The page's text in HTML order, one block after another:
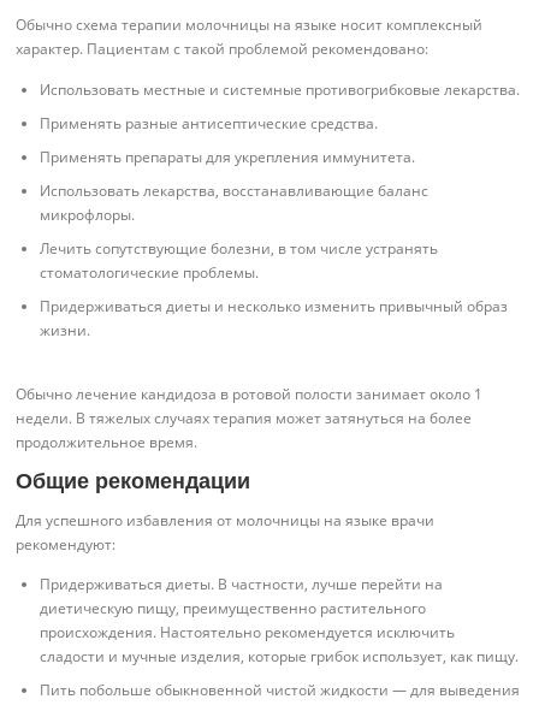
Обычно схема терапии молочницы на языке носит комплексный
характер. Пациентам с такой проблемой рекомендовано:
Использовать местные и системные противогрибковые лекарства.
Применять разные антисептические средства.
Применять препараты для укрепления иммунитета.
Использовать лекарства, восстанавливающие баланс
микрофлоры.
Лечить сопутствующие болезни, в том числе устранять
стоматологические проблемы.
Придерживаться диеты и несколько изменить привычный образ
жизни.
Обычно лечение кандидоза в ротовой полости занимает около 1
недели. В тяжелых случаях терапия может затянуться на более
продолжительное время.
Общие рекомендации
Для успешного избавления от молочницы на языке врачи
рекомендуют:
Придерживаться диеты. В частности, лучше перейти на
диетическую пищу, преимущественно растительного
происхождения. Настоятельно рекомендуется исключить
сладости и мучные изделия, которые грибок использует, как пищу.
Пить побольше обыкновенной чистой жидкости — для выведения